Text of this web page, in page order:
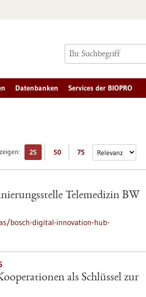
Datenbanken Services der BIOPRO
25 50 75
Telemedizin BW
bosch-digital-innovation-hub-
als Schlüssel zur